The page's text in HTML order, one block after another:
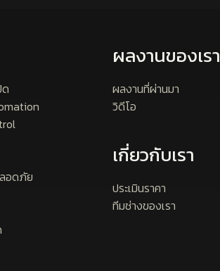
อดภัย
ผลงานของเรา
ผลงานที่ผ่านมา
วิดีโอ
เกี่ยวกับเรา
ประเมินราคา
ทีมช่างของเรา